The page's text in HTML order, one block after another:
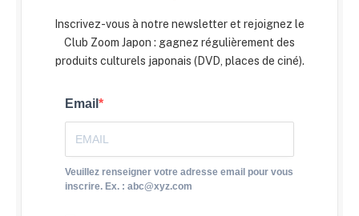
Inscrivez-vous à notre newsletter et rejoignez le
Club Zoom Japon : gagnez régulièrement des
produits culturels japonais (DVD, places de ciné).
Email
Veuillez renseigner votre adresse email pour vous
inscrire. Ex. : abc@xyz.com